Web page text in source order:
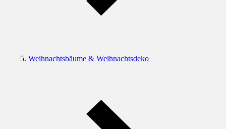
Weihnachtsbäume & Weihnachtsdeko